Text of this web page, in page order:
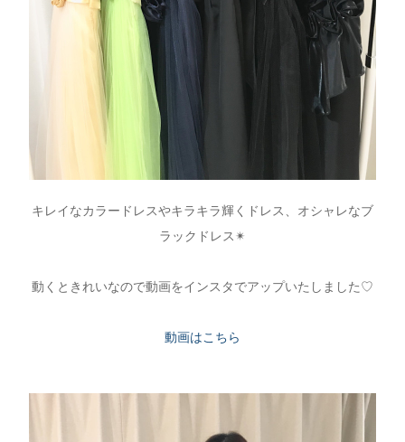
キレイなカラードレスやキラキラ輝くドレス、オシャレなブ
ラックドレス✴︎
動くときれいなので動画をインスタでアップいたしました♡
動画はこちら